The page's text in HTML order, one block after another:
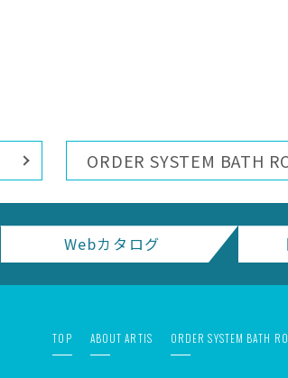
ORDER SYSTEM BATH
Webカタログ
TOP ABOUT ARTIS ORDER SYSTEM BATH